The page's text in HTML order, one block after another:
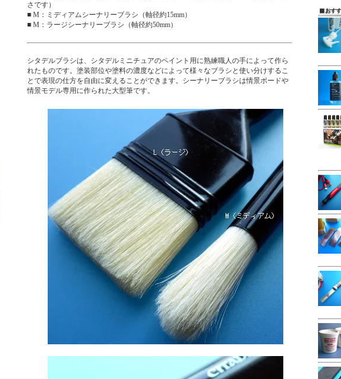
さです）
■ M：ミディアムシーナリーブラシ（軸径約15mm）
■ M：ラージシーナリーブラシ（軸径約50mm）
シタデルブラシは、シタデルミニチュアのペイント用に熟練職人の手によって作ら
れたものです。塗装部位や塗料の濃度などによって様々なブラシと使い分けするこ
とで表現の仕方を自由に変えることができます。シーナリーブラシは情景ボードや
情景モデル専用に作られた大型筆です。